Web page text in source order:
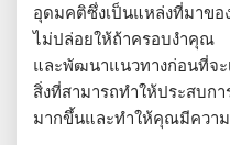
อุดมคติซึ่งเป็นแหล่งที่มาข
ไม่ปล่อยให้ถ้าครอบงำคุ
และพัฒนาแนวทางก่อนที่จะ
สิ่งที่สามารถทำให้ประสบ
มากขึ้นและทำให้คุณมีควา